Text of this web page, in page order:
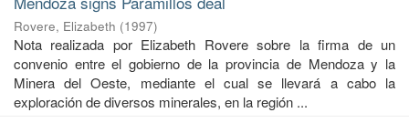
Rovere, Elizabeth (1997)
Nota realizada por Elizabeth Rovere sobre la firma de un
convenio entre el gobierno de la provincia de Mendoza y la
Minera del Oeste, mediante el cual se llevará a cabo la
exploración de diversos minerales, en la región ...